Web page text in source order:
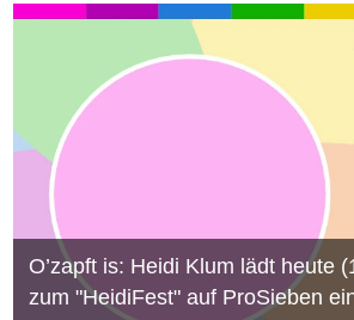
O’zapft is: Heidi Klum lädt heute
zum "HeidiFest" auf ProSieben